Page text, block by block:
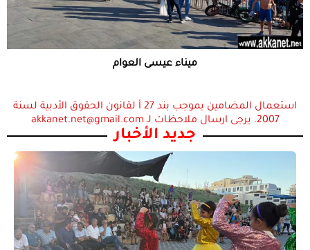
ميناء عيسى العوام
استعمال المضامين بموجب بند 27 أ لقانون الحقوق الأدبية لسنة
2007. يرجى ارسال ملاحظات لـ akkanet.net@gmail.com
جديد الأخبار